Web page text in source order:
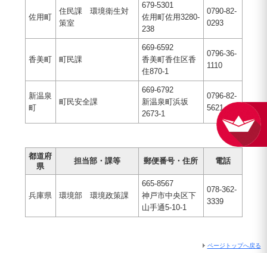
佐用町
住民課 環境衛生対
策室
679-5301
佐用町佐用3280-
238
0790-82-
0293
香美町 町民課
669-6592
香美町香住区香
住870-1
0796-36-
1110
新温泉
町
町民安全課
669-6792
新温泉町浜坂
2673-1
0796-82-
5621
都道府
県
担当部・課等 郵便番号・住所 電話
兵庫県 環境部 環境政策課
665-8567
神戸市中央区下
山手通5-10-1
078-362-
3339
ページトップへ戻る